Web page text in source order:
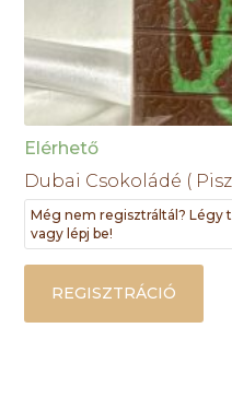
Elérhető
Dubai Csokoládé (
Még nem regisztráltál? Légy
vagy lépj be!
REGISZTRÁCIÓ